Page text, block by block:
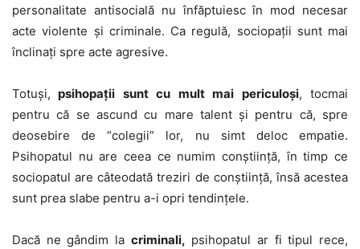
personalitate antisocială nu înfăptuiesc în mod necesar
acte violente şi criminale. Ca regulă, sociopaţii sunt mai
înclinaţi spre acte agresive.
Totuşi, psihopaţii sunt cu mult mai periculoşi, tocmai
pentru că se ascund cu mare talent şi pentru că, spre
deosebire de “colegii” lor, nu simt deloc empatie.
Psihopatul nu are ceea ce numim conştiinţă, în timp ce
sociopatul are câteodată treziri de conştiinţă, însă acestea
sunt prea slabe pentru a-i opri tendinţele.
Dacă ne gândim la criminali, psihopatul ar fi tipul rece,